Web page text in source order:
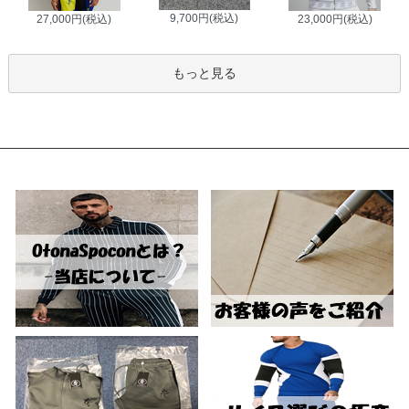
27,000円(税込) 9,700円(税込) 23,000円(税込)
もっと見る